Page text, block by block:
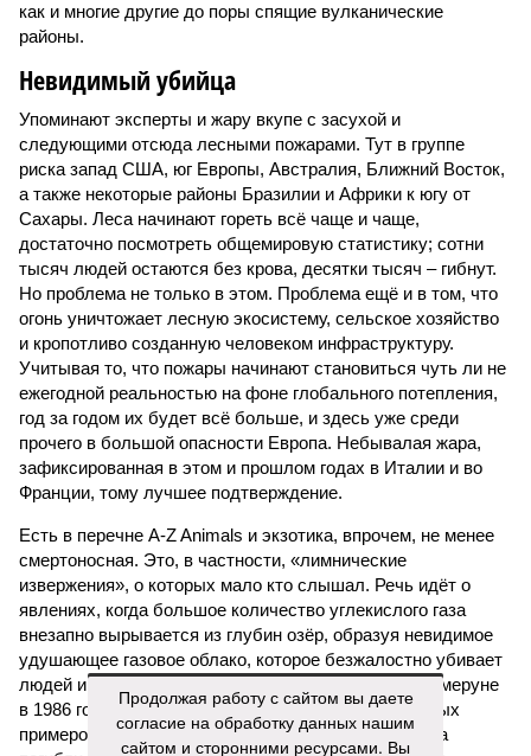
как и многие другие до поры спящие вулканические
районы.
Невидимый убийца
Упоминают эксперты и жару вкупе с засухой и
следующими отсюда лесными пожарами. Тут в группе
риска запад США, юг Европы, Австралия, Ближний Восток,
а также некоторые районы Бразилии и Африки к югу от
Сахары. Леса начинают гореть всё чаще и чаще,
достаточно посмотреть общемировую статистику; сотни
тысяч людей остаются без крова, десятки тысяч – гибнут.
Но проблема не только в этом. Проблема ещё и в том, что
огонь уничтожает лесную экосистему, сельское хозяйство
и кропотливо созданную человеком инфраструктуру.
Учитывая то, что пожары начинают становиться чуть ли не
ежегодной реальностью на фоне глобального потепления,
год за годом их будет всё больше, и здесь уже среди
прочего в большой опасности Европа. Небывалая жара,
зафиксированная в этом и прошлом годах в Италии и во
Франции, тому лучшее подтверждение.
Есть в перечне A-Z Animals и экзотика, впрочем, не менее
смертоносная. Это, в частности, «лимнические
извержения», о которых мало кто слышал. Речь идёт о
явлениях, когда большое количество углекислого газа
внезапно вырывается из глубин озёр, образуя невидимое
удушающее газовое облако, которое безжалостно убивает
людей и животных. Катастрофа на озере Ньос в Камеруне
в 1986 году остаётся одним из наиболее чудовищных
примеров: более 1700 человек и тысячи голов скота
Продолжая работу с сайтом вы даете
согласие на обработку данных нашим
сайтом и сторонними ресурсами. Вы